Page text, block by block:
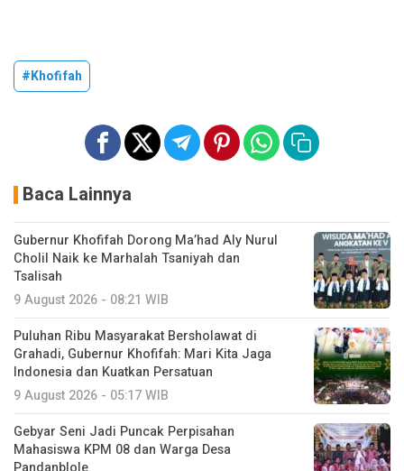
#Khofifah
Baca Lainnya
Gubernur Khofifah Dorong Ma’had Aly Nurul
Cholil Naik ke Marhalah Tsaniyah dan
Tsalisah
9 August 2026 - 08:21 WIB
Puluhan Ribu Masyarakat Bersholawat di
Grahadi, Gubernur Khofifah: Mari Kita Jaga
Indonesia dan Kuatkan Persatuan
9 August 2026 - 05:17 WIB
Gebyar Seni Jadi Puncak Perpisahan
Mahasiswa KPM 08 dan Warga Desa